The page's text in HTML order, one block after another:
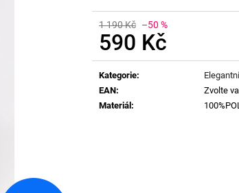
1 190 Kč –50 %
590 Kč
Měrná
cena:
Kategorie:
EAN:
Zvolte
Materiál: